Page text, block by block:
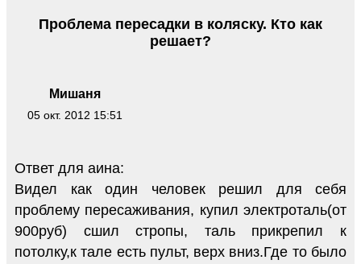
Мишаня
05 окт. 2012 15:51
Проблема пересадки в коляску. Кто как
решает?
Ответ для аина:
Видел как один человек решил для себя
проблему пересаживания, купил электроталь(от
900руб) сшил стропы, таль прикрепил к
потолку,к тале есть пульт, верх вниз.Где то было